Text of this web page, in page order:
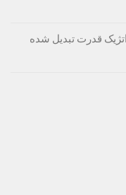
قدرت تبدیل شده